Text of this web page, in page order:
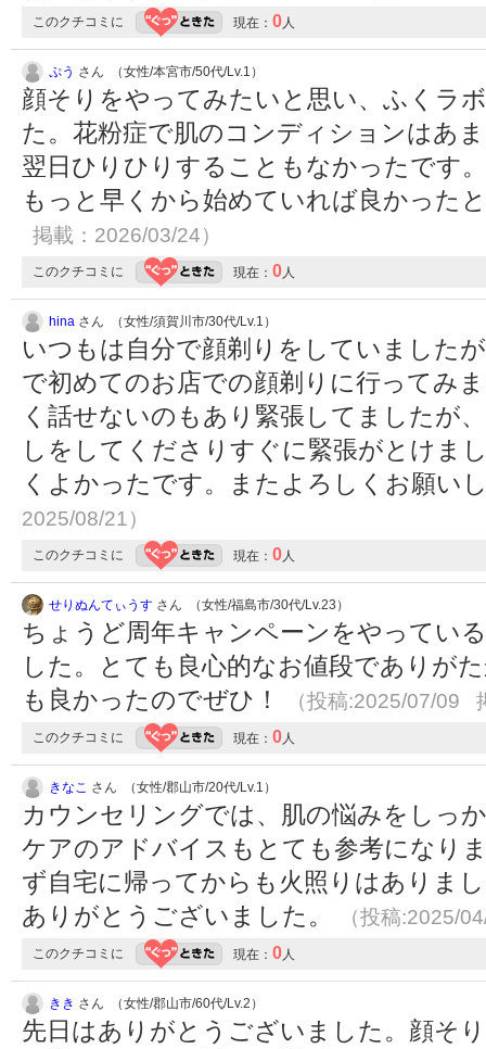
このクチコミに 現在： 0人
ぷう さん （女性/本宮市/50代/Lv.1）
顔そりをやってみたいと思い、ふくラ
た。花粉症で肌のコンディションはあ
翌日ひりひりすることもなかったです
もっと早くから始めていれば良かった
掲載：2026/03/24）
このクチコミに 現在： 0人
hina さん （女性/須賀川市/30代/Lv.1）
いつもは自分で顔剃りをしていました
で初めてのお店での顔剃りに行ってみ
く話せないのもあり緊張してましたが
しをしてくださりすぐに緊張がとけま
くよかったです。またよろしくお願い
2025/08/21）
このクチコミに 現在： 0人
せりぬんてぃうす さん （女性/福島市/30代/Lv.23）
ちょうど周年キャンペーンをやってい
した。とても良心的なお値段でありが
も良かったのでぜひ！
（投稿:2025/07/09
このクチコミに 現在： 0人
きなこ さん （女性/郡山市/20代/Lv.1）
カウンセリングでは、肌の悩みをしっ
ケアのアドバイスもとても参考になり
ず自宅に帰ってからも火照りはありま
ありがとうございました。
（投稿:2025/
このクチコミに 現在： 0人
きき さん （女性/郡山市/60代/Lv.2）
先日はありがとうございました。顔そ